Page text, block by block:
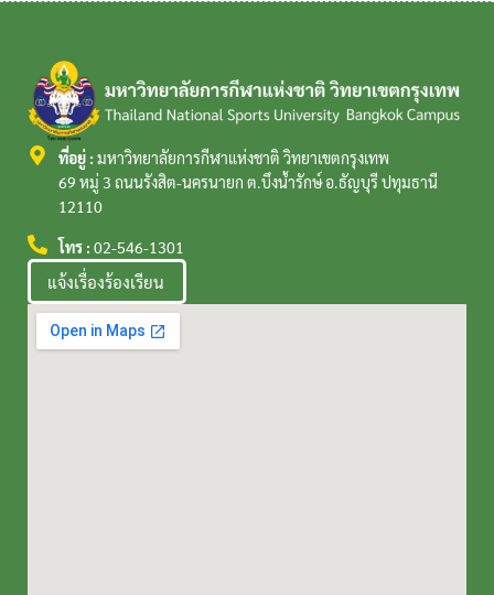
ที่อยู่ : มหาวิทยาลัยการกีฬาแห่งชาติ วิทยาเขตกรุงเทพ
69 หมู่ 3 ถนนรังสิต-นครนายก ต.บึงน้ำรักษ์ อ.ธัญบุรี ปทุมธานี
12110
โทร : 02-546-1301
แจ้งเรื่องร้องเรียน